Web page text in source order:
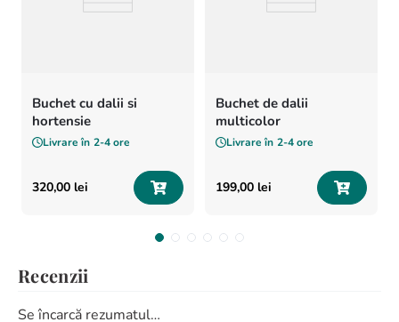
Buchet cu dalii si
hortensie
Livrare în 2-4 ore
320,00 lei
Buchet de dalii
multicolor
Livrare în 2-4 ore
199,00 lei
Recenzii
Se încarcă rezumatul…